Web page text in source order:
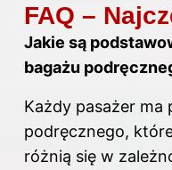
FAQ –
Jakie są
bagażu
Każdy pasażer ma
podręcznego,
różnią się w